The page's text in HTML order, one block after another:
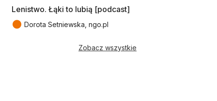
Lenistwo. Łąki to lubią [podcast]
● Dorota Setniewska, ngo.pl
Zobacz wszystkie